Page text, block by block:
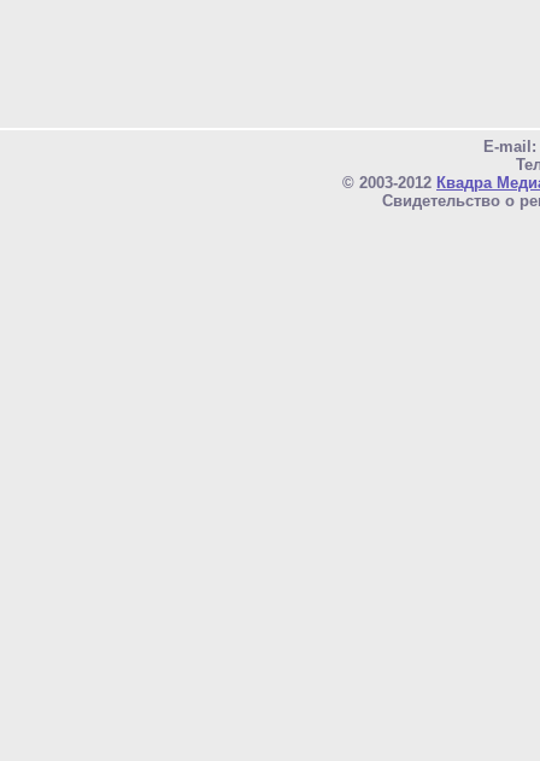
E-mail:
© 2003-2012 Квадра
Свидетельство о